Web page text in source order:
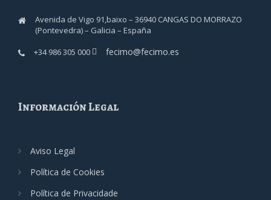
Avenida de Vigo 91,baixo – 36940 CANGAS DO MORRAZO
(Pontevedra) – Galicia – España
+34 986 305 000
fecimo@fecimo.es
Información Legal
Aviso Legal
Política de Cookies
Política de Privacidade